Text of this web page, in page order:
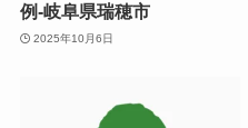
例-岐阜県瑞穂市
2025年10月6日